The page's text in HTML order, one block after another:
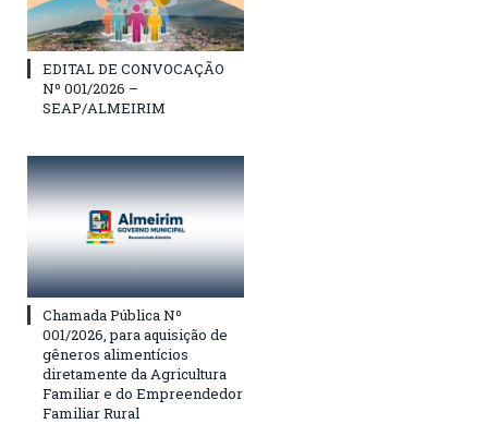
EDITAL DE CONVOCAÇÃO
Nº 001/2026 –
SEAP/ALMEIRIM
Chamada Pública Nº
001/2026, para aquisição de
gêneros alimentícios
diretamente da Agricultura
Familiar e do Empreendedor
Familiar Rural